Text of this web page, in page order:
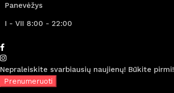
Panevėžys
I - VII 8:00 - 22:00
Nepraleiskite svarbiausių naujienų! Būkite pirmi!